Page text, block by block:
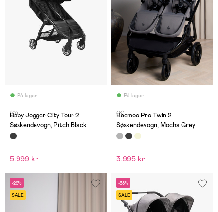
På lager
(0)
Baby Jogger City Tour 2
Søskendevogn, Pitch Black
5.999 kr
På lager
(6)
Beemoo Pro Twin 2
Søskendevogn, Mocha Grey
3.995 kr
-29%
SALE
-38%
SALE